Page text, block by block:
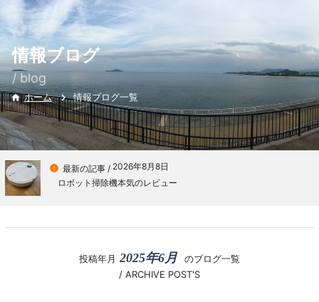
情報ブログ
/ blog
 ホーム 情報ブログ一覧
 最新の記事 / 2026年8月8日
ロボット掃除機本気のレビュー
投稿年月 2025年6月
のブログ一覧
/ ARCHIVE POST'S